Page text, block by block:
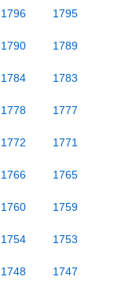
1796 1795
1790 1789
1784 1783
1778 1777
1772 1771
1766 1765
1760 1759
1754 1753
1748 1747